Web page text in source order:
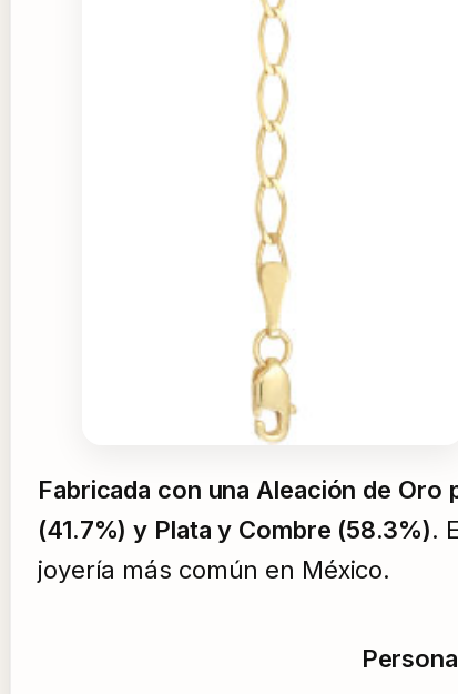
Fabricada con una Aleación de Oro
(41.7%) y Plata y Combre (58.3%).
joyería más común en México.